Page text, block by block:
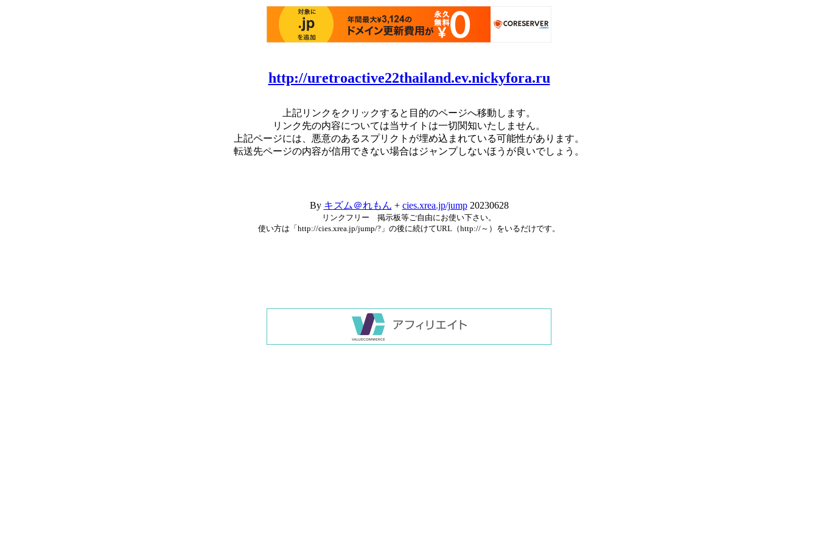
http://uretroactive22thailand.ev.nickyfora.ru
上記リンクをクリックすると目的のページへ移動します。
リンク先の内容については当サイトは一切関知いたしません。
上記ページには、悪意のあるスプリクトが埋め込まれている可能性があります。
転送先ページの内容が信用できない場合はジャンプしないほうが良いでしょう。
By キズム＠れもん + cies.xrea.jp/jump20230628
リンクフリー 掲示板等ご自由にお使い下さい。
使い方は「http://cies.xrea.jp/jump/?」の後に続けてURL（http://～）をいるだけです。